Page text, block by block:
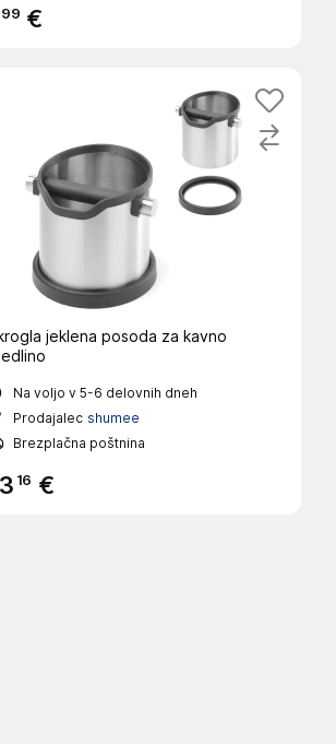
99 €
jeklena posoda za kavno
Na voljo v 5-6 delovnih dneh
Prodajalec shumee
Brezplačna poštnina
16 €